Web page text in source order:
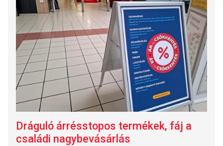
Dráguló árrésstopos termékek, fáj a
családi nagybevásárlás